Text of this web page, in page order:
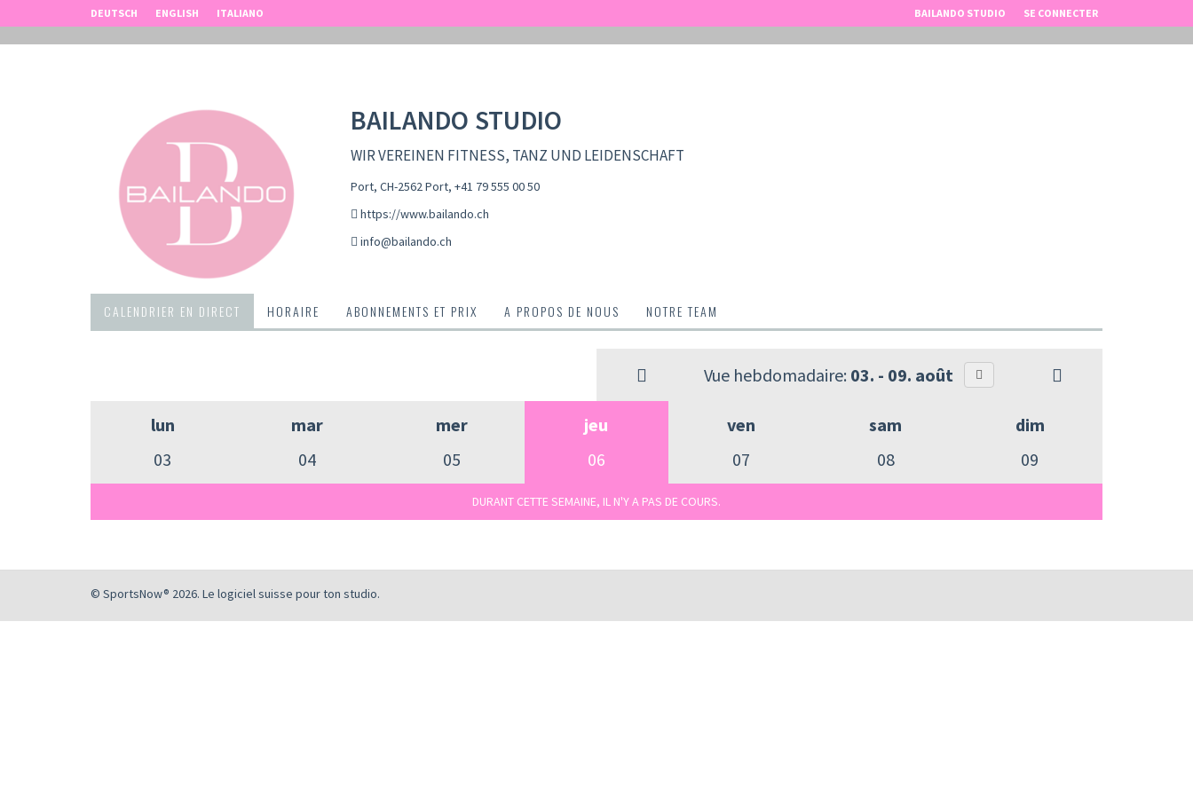
DEUTSCH ENGLISH ITALIANO BAILANDO STUDIO SE CONNECTER
BAILANDO STUDIO
WIR VEREINEN FITNESS, TANZ UND LEIDENSCHAFT
Port, CH-2562 Port, +41 79 555 00 50
https://www.bailando.ch
info@bailando.ch
CALENDRIER EN DIRECT HORAIRE ABONNEMENTS ET PRIX A PROPOS DE NOUS NOTRE TEAM
Vue hebdomadaire: 03. - 09. août
lun
03
mar
04
mer
05
jeu
06
ven
07
sam
08
dim
09
DURANT CETTE SEMAINE, IL N'Y A PAS DE COURS.
© SportsNow® 2026. Le logiciel suisse pour ton studio.